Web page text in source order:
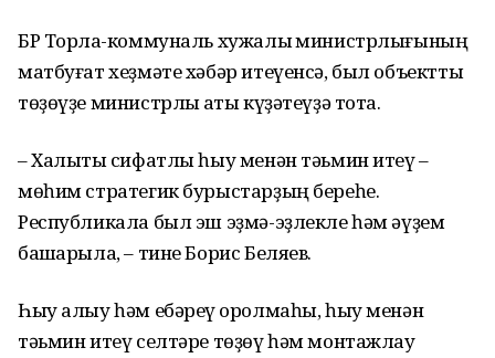
БР Торлаҡ-коммуналь хужалыҡ министрлығының
матбуғат хеҙмәте хәбәр итеүенсә, был объектты
төҙөүҙе министрлыҡ ҡаты күҙәтеүҙә тота.
– Халыҡты сифатлы һыу менән тәьмин итеү –
мөһим стратегик бурыстарҙың береһе.
Республикала был эш эҙмә-эҙлекле һәм әүҙем
башҡарыла, – тине Борис Беляев.
Һыу алыу һәм ебәреү ҡоролмаһы, һыу менән
тәьмин итеү селтәре төҙөү һәм монтажлау